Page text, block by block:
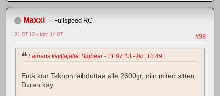
Maxxi Fullspeed RC
#98
31.07.13 - klo: 14.07
Lainaus käyttäjältä: Bigbear - 31.07.13 - klo: 13.49
Entä kun Teknon laihduttaa alle 2600gr, niin miten sitten
Duran käy.